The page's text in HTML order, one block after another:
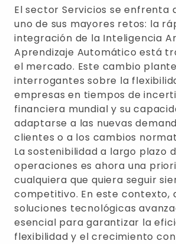
El sector Servicios se enfrenta
uno de sus mayores retos: la
integración de la Inteligencia
Aprendizaje Automático está
el mercado. Este cambio
interrogantes sobre la
empresas en tiempos de
financiera mundial y su
adaptarse a las nuevas
clientes o a los cambios
La sostenibilidad a largo plazo
operaciones es ahora una
cualquiera que quiera seguir
competitivo. En este contexto,
soluciones tecnológicas
esencial para garantizar la
flexibilidad y el crecimiento